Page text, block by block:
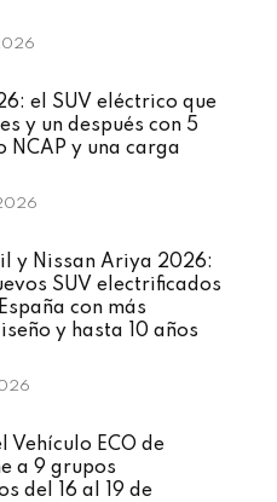
el SUV eléctrico que
y un después con 5
NCAP y una carga
y Nissan Ariya 2026:
SUV electrificados
con más
y hasta 10 años
Vehículo ECO de
a 9 grupos
del 16 al 19 de